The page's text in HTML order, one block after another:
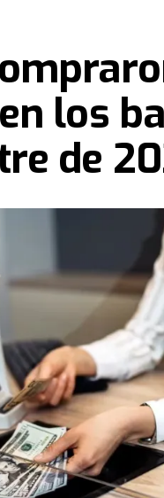
videoclip con la
semana, en los
llevar respuestas
de 6.000 iglesias
de esta nueva
los
de